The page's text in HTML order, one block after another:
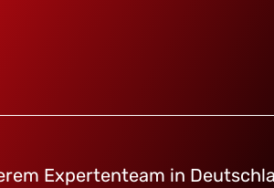
Expertenteam in